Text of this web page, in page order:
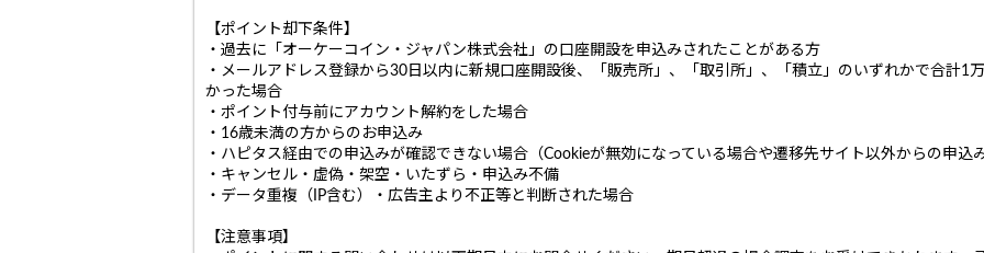
【ポイント却下条件】
・過去に「オーケーコイン・ジャパン株式会社」の口座開設を申込みされたことがある方
・メールアドレス登録から30日以内に新規口座開設後、「販売所」、「取引所」、「積立」のいずれかで合計1
かった場合
・ポイント付与前にアカウント解約をした場合
・16歳未満の方からのお申込み
・ハピタス経由での申込みが確認できない場合（Cookieが無効になっている場合や遷移先サイト以外からの申込
・キャンセル・虚偽・架空・いたずら・申込み不備
・データ重複（IP含む）・広告主より不正等と判断された場合
【注意事項】